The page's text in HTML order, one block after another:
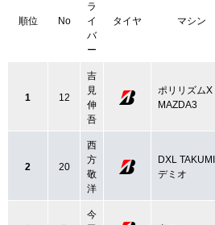
順位 No
ラ
イ
バ
ー
タイヤ マシン
1 12
吉
見
伸
吾
ポリリズムX
MAZDA3
2 20
西
方
敬
洋
DXL TAKUMI
デミオ
今